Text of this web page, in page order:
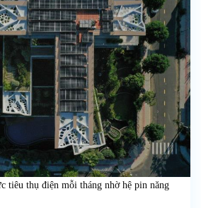
tiêu thụ điện mỗi tháng nhờ hệ pin năng